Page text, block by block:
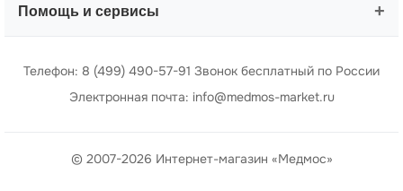
Помощь и сервисы +
Телефон: 8 (499) 490-57-91 Звонок бесплатный по России
Электронная почта: info@medmos-market.ru
© 2007-2026 Интернет-магазин «Медмос»